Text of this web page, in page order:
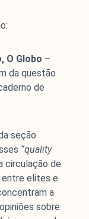
O Globo –
da questão
de
seção
“quality
circulação de
entre elites e
a
sobre